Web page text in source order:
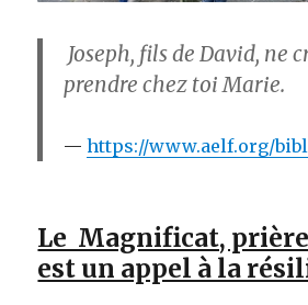
Joseph, fils de David, ne
prendre chez toi Marie.
https://www.aelf.org/
Le Magnificat,
est un appel à la